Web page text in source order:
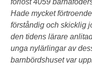
förlöst 4059
Hade mycket
förståndig och skicklig
den tidens lärare
unga nylärlingar av
barnbördshuset var